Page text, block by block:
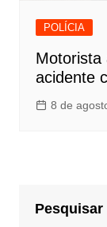
POLÍCIA
Motorista
acidente
8 de
Pesquisar